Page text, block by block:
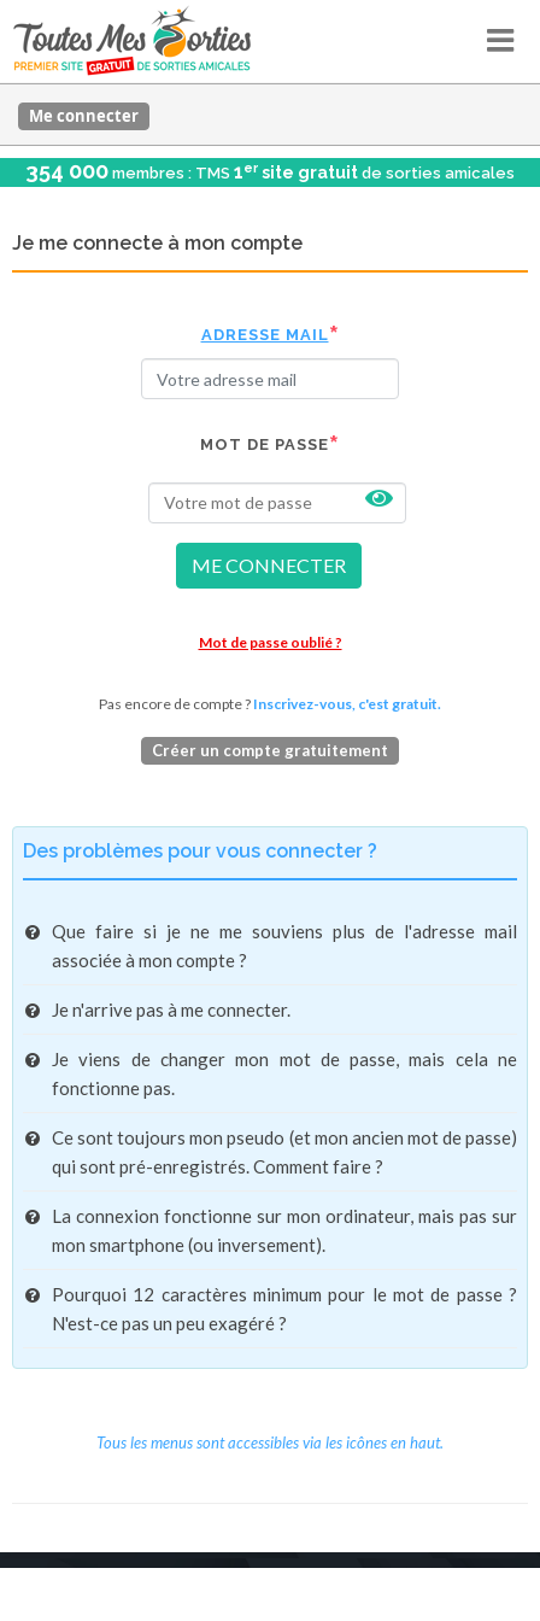
Me connecter
354 000 membres : TMS 1er site gratuit de sorties amicales
Je me connecte à mon compte
ADRESSE MAIL
MOT DE PASSE
ME CONNECTER
Mot de passe oublié ?
Pas encore de compte ? Inscrivez-vous, c'est gratuit.
Créer un compte gratuitement
Des problèmes pour vous connecter ?
Que faire si je ne me souviens plus de l'adresse mail
associée à mon compte ?
Je n'arrive pas à me connecter.
Je viens de changer mon mot de passe, mais cela ne
fonctionne pas.
Ce sont toujours mon pseudo (et mon ancien mot de passe)
qui sont pré-enregistrés. Comment faire ?
La connexion fonctionne sur mon ordinateur, mais pas sur
mon smartphone (ou inversement).
Pourquoi 12 caractères minimum pour le mot de passe ?
N'est-ce pas un peu exagéré ?
Tous les menus sont accessibles via les icônes en haut.